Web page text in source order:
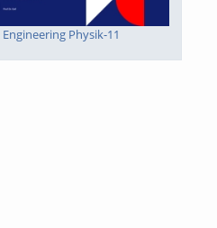
Physik-11